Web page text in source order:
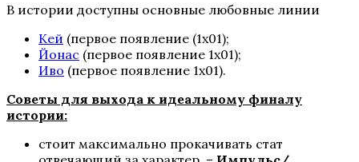
Бюро Параллельных Миров
В истории доступны основные любовные линии
Кей (первое появление (1х01);
Йонас (первое появление 1х01);
Иво (первое появление 1х01).
Советы для выхода к идеальному финалу
истории:
стоит максимально прокачивать стат